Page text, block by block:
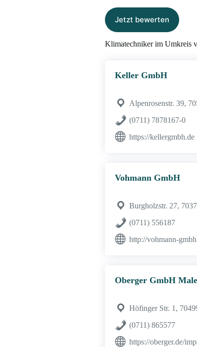
Jetzt bewerten
Klimatechniker im Umkreis
Keller GmbH
Alpenrosenstr. 39,
(0711) 7878167-0
https://kellergmbh.de
Vohmann GmbH
Burgholzstr. 27,
(0711) 556187
http://vohmann-
Oberger GmbH
Höfinger Str. 1,
(0711) 865577
https://oberger.de/